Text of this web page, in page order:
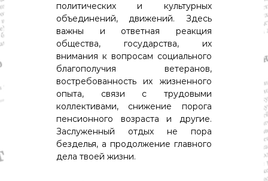
политических и культурных
объединений, движений. Здесь
важны и ответная реакция
общества, государства, их
внимания к вопросам социального
благополучия ветеранов,
востребованность их жизненного
опыта, связи с трудовыми
коллективами, снижение порога
пенсионного возраста и другие.
Заслуженный отдых не пора
безделья, а продолжение главного
дела твоей жизни.